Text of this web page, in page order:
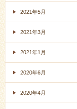
2021年5月
2021年3月
2021年1月
2020年6月
2020年4月